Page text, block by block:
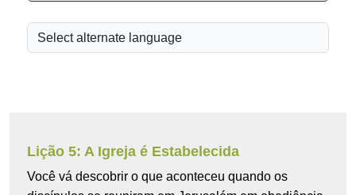
Lição 5: A Igreja é Estabelecida
Você vá descobrir o que aconteceu quando os